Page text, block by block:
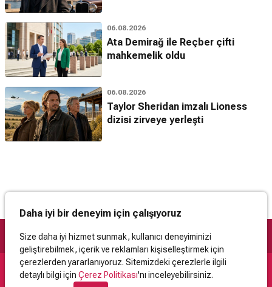
06.08.2026
Ata Demirağ ile Reçber çifti
mahkemelik oldu
06.08.2026
Taylor Sheridan imzalı Lioness
dizisi zirveye yerleşti
Daha iyi bir deneyim için çalışıyoruz
Size daha iyi hizmet sunmak, kullanıcı deneyiminizi
geliştirebilmek, içerik ve reklamları kişiselleştirmek için
çerezlerden yararlanıyoruz. Sitemizdeki çerezlerle ilgili
detaylı bilgi için Çerez Politikası'nı inceleyebilirsiniz.
Destek